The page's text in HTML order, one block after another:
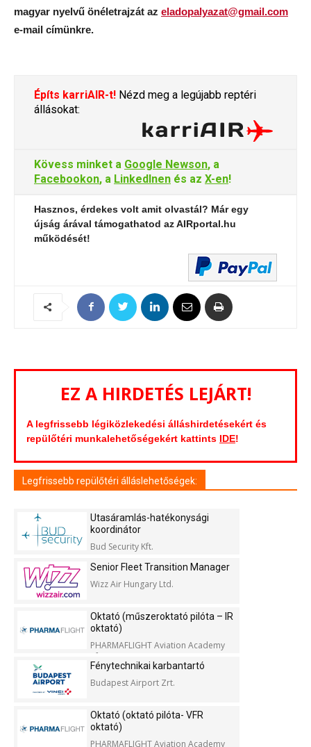
magyar nyelvű önéletrajzát az eladopalyazat@gmail.com
e-mail címünkre.
Építs karriAIR-t! Nézd meg a legújabb reptéri
állásokat:
Kövess minket a Google Newson, a
Facebookon, a LinkedInen és az X-en!
Hasznos, érdekes volt amit olvastál? Már egy
újság árával támogathatod az AIRportal.hu
működését!
EZ A HIRDETÉS LEJÁRT!
A legfrissebb légiközlekedési álláshirdetésekért és
repülőtéri munkalehetőségekért kattints IDE!
Legfrissebb repülőtéri álláslehetőségek:
Utasáramlás-hatékonysági
koordinátor
Bud Security Kft.
Senior Fleet Transition Manager
Wizz Air Hungary Ltd.
Oktató (műszeroktató pilóta – IR
oktató)
PHARMAFLIGHT Aviation Academy
Kft.
Fénytechnikai karbantartó
Budapest Airport Zrt.
Oktató (oktató pilóta- VFR
oktató)
PHARMAFLIGHT Aviation Academy